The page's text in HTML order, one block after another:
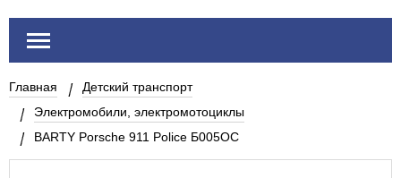
Главная
Детский транспорт
Электромобили, электромотоциклы
BARTY Porsche 911 Police Б005OС